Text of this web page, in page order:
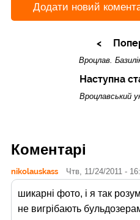
Додати новий
Вроцлав.
Наступна
Вроцлавський
Коментарі
nikolauskass Чтв, 11/24/2011 -
шикарні фото, і я так
не вигрібають